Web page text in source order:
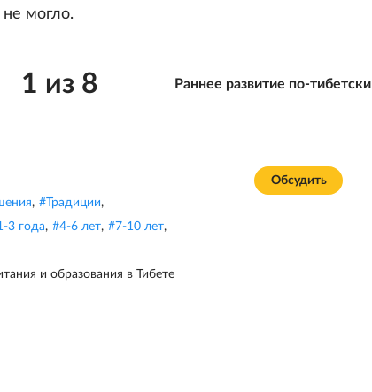
не могло.
1 из 8 Раннее развитие по-тибетски
Обсудить
, #Традиции,
3 года, #4-6 лет, #7-10 лет,
и образования в Тибете